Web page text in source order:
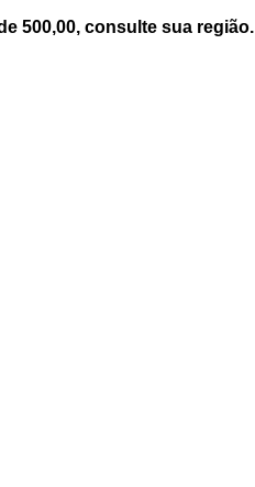
500,00, consulte sua região.